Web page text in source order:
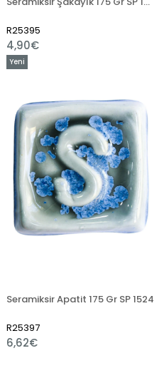
R25395
4,90€
Seramiksir Apatit 175 Gr SP 1524
R25397
6,62€
Yeni